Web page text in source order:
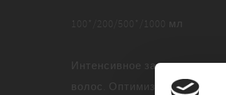
100*/200/500*/1000 мл
Интенсивное защитное
волос. Оптимизирует